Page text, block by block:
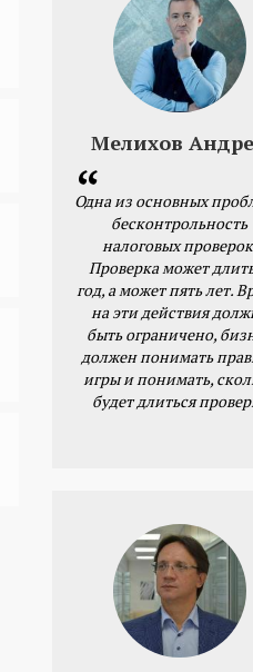
Мелихов
Одна из основных
бесконтрольность
налоговых
Проверка может
год, а может пять лет.
на эти действия
быть ограничено,
должен понимать
игры и понимать,
будет длиться